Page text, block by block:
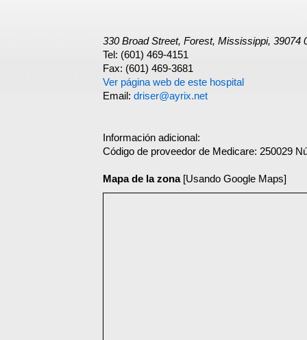
330 Broad Street, Forest, Mississippi, 39074
Tel: (601) 469-4151
Fax: (601) 469-3681
Ver página web de este hospital
Email: driser@ayrix.net
Información adicional:
Código de proveedor de Medicare: 250029
Mapa de la zona[Usando Google Maps]